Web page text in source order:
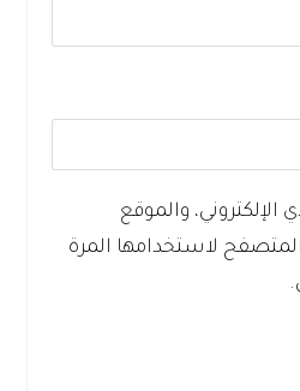
والموقع
المتصفح لاستخدامها المرة